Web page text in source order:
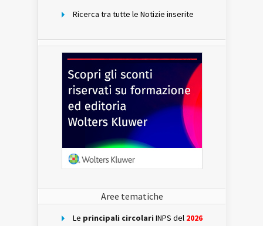
Ricerca tra tutte le Notizie inserite
Aree tematiche
Le principali circolari INPS del 2026